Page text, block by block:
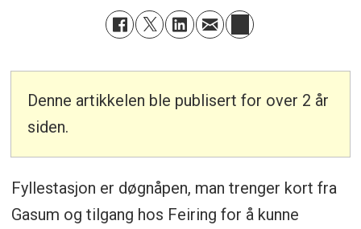
Denne artikkelen ble publisert for over 2 år
siden.
Fyllestasjon er døgnåpen, man trenger kort fra
Gasum og tilgang hos Feiring for å kunne